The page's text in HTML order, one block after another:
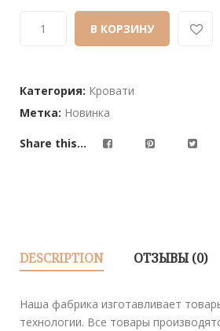
based
ratings
В КОРЗИНУ
Категория: Кровати
Метка: Новинка
Share this...
DESCRIPTION ОТЗЫВЫ (0)
Наша фабрика изготавливает
технологии. Все товары